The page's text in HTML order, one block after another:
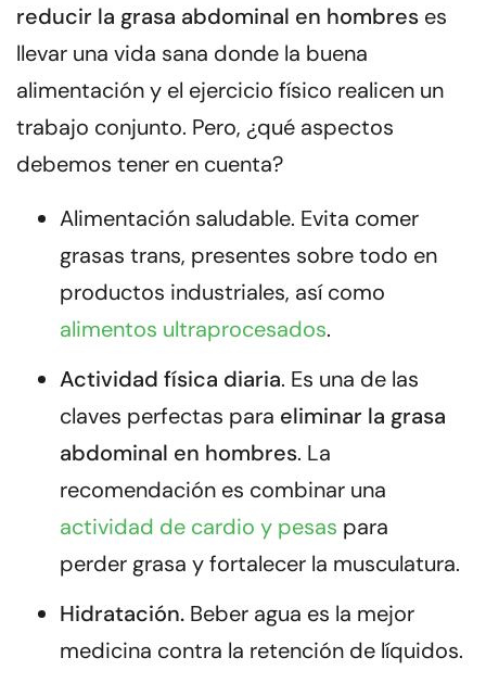
reducir la grasa abdominal en hombres es
llevar una vida sana donde la buena
alimentación y el ejercicio físico realicen un
trabajo conjunto. Pero, ¿qué aspectos
debemos tener en cuenta?
Alimentación saludable. Evita comer
grasas trans, presentes sobre todo en
productos industriales, así como
alimentos ultraprocesados.
Actividad física diaria. Es una de las
claves perfectas para eliminar la grasa
abdominal en hombres. La
recomendación es combinar una
actividad de cardio y pesas para
perder grasa y fortalecer la musculatura.
Hidratación. Beber agua es la mejor
medicina contra la retención de líquidos.